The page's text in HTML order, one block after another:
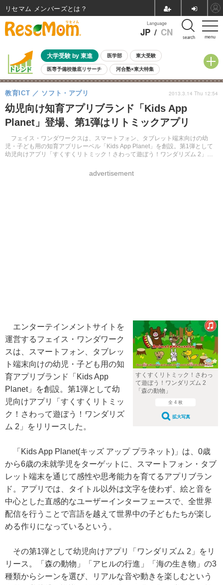
menu
Language
JP / CN search
大学受験 by 東進 医学部 東大受験
医専予備校徹底リサーチ 河合塾×東大特集
親子で考える大学選び 高校受験 中学受験 小学校受験
共通テスト 夏休み 8月開催学校説明会・相談会
8月開催イベント・WS 全国公立高校 過去問 人気記事
自由研究教材（小学生向け） 自由研究教材（中学生向け） ランキング
幼児向け知育アプリブランド「Kids App
Planet」登場、第1弾はリトミックアプリ
フェイス・ワンダワークスは、スマートフォン、タブレット端末向けの幼
児・子ども用の知育アプリレーベル「Kids App Planet」を創設。第1弾として
幼児向けアプリ「すくすくリトミック！さわって遊ぼう！ワンダリズム 2」を
教育ICT ソフト・アプリ
advertisement
2013.3.14 Thu 12:54
すくすくリトミック！さわっ
て遊ぼう！ワンダリズム 2
「森の動物」
全 4 枚
拡大写真
エンターテインメントサイトを
運営するフェイス・ワンダワーク
スは、スマートフォン、タブレッ
ト端末向けの幼児・子ども用の知
育アプリブランド「Kids App
Planet」を創設。第1弾として幼
児向けアプリ「すくすくリトミッ
ク！さわって遊ぼう！ワンダリズ
ム 2」をリリースした。
「Kids App Planet(キッズ アップ プラネット)」は、0歳
から6歳の未就学児をターゲットに、スマートフォン・タブ
レット端末を通じて感性や思考能力を育てるアプリブラン
ド。アプリでは、タイトル以外は文字を使わず、絵と音を
中心とした直感的なユーザーインターフェースで、全世界
配信を行うことで言語を越えて世界中の子どもたちが楽し
める作りになっているという。
その第1弾として幼児向けアプリ「ワンダリズム 2」をリ
リース。「森の動物」「アヒルの行進」「海の生き物」の3
種類からシーンを選び、リアルな音や動きを楽しむという
リセマム メンバーズ